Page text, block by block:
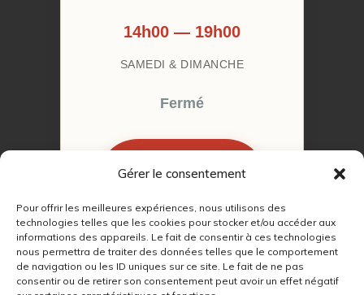
Gérer le consentement
Pour offrir les meilleures expériences, nous utilisons des
technologies telles que les cookies pour stocker et/ou accéder aux
informations des appareils. Le fait de consentir à ces technologies
nous permettra de traiter des données telles que le comportement
de navigation ou les ID uniques sur ce site. Le fait de ne pas
consentir ou de retirer son consentement peut avoir un effet négatif
14h00 — 19h00
SAMEDI & DIMANCHE
Fermé
RENDEZ-VOUS